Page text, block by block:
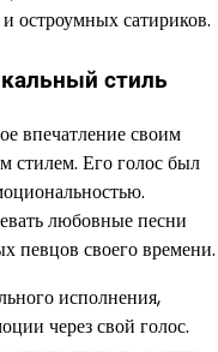
остроумных сатириков.
стиль
впечатление своим
стилем. Его голос был
любовные песни
певцов своего времени.
исполнения,
через свой голос.